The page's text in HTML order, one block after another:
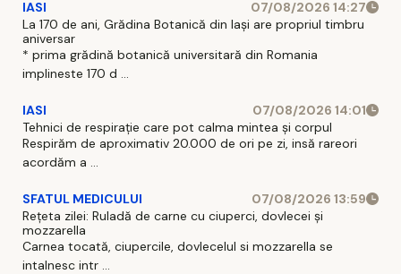
IASI
07/08/2026 14:27
La 170 de ani, Grădina Botanică din Iași are propriul timbru
aniversar
* prima grădină botanică universitară din Romania
implineste 170 d ...
IASI
07/08/2026 14:01
Tehnici de respirație care pot calma mintea și corpul
Respirăm de aproximativ 20.000 de ori pe zi, insă rareori
acordăm a ...
SFATUL MEDICULUI
07/08/2026 13:59
Rețeta zilei: Ruladă de carne cu ciuperci, dovlecei și
mozzarella
Carnea tocată, ciupercile, dovlecelul si mozzarella se
intalnesc intr ...